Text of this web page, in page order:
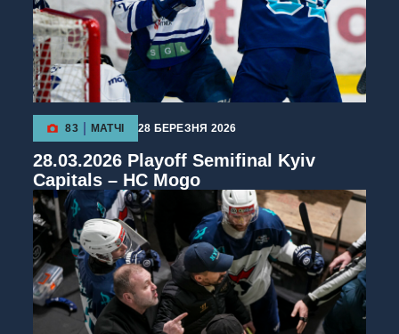
83 МАТЧІ 28 БЕРЕЗНЯ 2026
28.03.2026 Playoff Semifinal Kyiv
Capitals – HC Mogo